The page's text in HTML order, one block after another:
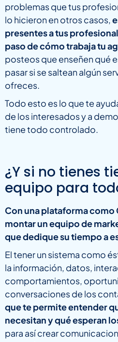
problemas que tus
lo hicieron en otros casos,
presentes a tus
paso de cómo trabaja tu
posteos que enseñen qué
pasar si se saltean algún
ofreces.
Todo esto es lo que te
de los interesados y a
tiene todo controlado.
¿Y si no tienes
equipo para
Con una plataforma
montar un equipo de
que dedique su tiempo a
El tener un sistema como
la información, datos,
comportamientos,
conversaciones de los
que te permite entender
necesitan y qué esperan
para así crear